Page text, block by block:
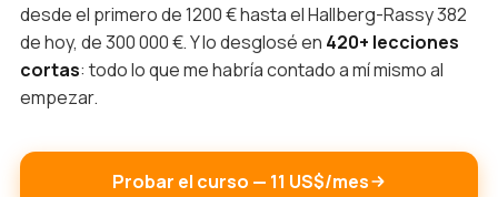
desde el primero de 1200 € hasta el Hallberg-Rassy 382
de hoy, de 300 000 €. Y lo desglosé en 420+ lecciones
cortas: todo lo que me habría contado a mí mismo al
empezar.
Probar el curso — 11 US$/mes